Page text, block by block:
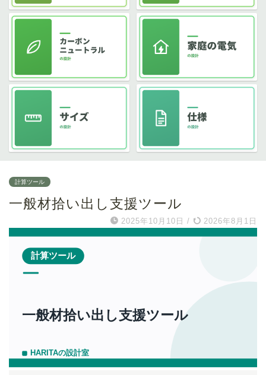
計算ツール
一般材拾い出し支援ツール
2025年10月10日 / 2026年8月1日